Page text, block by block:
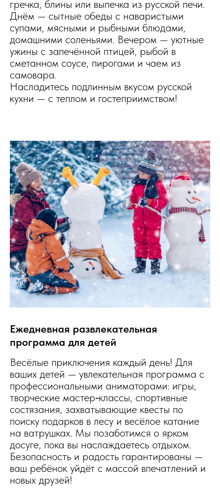
гречка, блины или выпечка из русской печи.
Днём — сытные обеды с наваристыми
супами, мясными и рыбными блюдами,
домашними соленьями. Вечером — уютные
ужины с запечённой птицей, рыбой в
сметанном соусе, пирогами и чаем из
самовара.
Насладитесь подлинным вкусом русской
кухни — с теплом и гостеприимством!
Ежедневная развлекательная
программа для детей
Весёлые приключения каждый день! Для
ваших детей — увлекательная программа с
профессиональными аниматорами: игры,
творческие мастер‑классы, спортивные
состязания, захватывающие квесты по
поиску подарков в лесу и весёлое катание
на ватрушках. Мы позаботимся о ярком
досуге, пока вы наслаждаетесь отдыхом.
Безопасность и радость гарантированы —
ваш ребёнок уйдёт с массой впечатлений и
новых друзей!